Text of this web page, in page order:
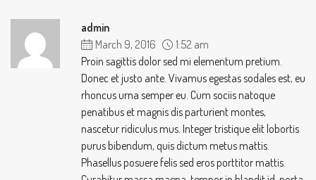
admin
March 9, 2016
1:52 am
Proin sagittis dolor sed mi elementum pretium.
Donec et justo ante. Vivamus egestas sodales est, eu
rhoncus urna semper eu. Cum sociis natoque
penatibus et magnis dis parturient montes,
nascetur ridiculus mus. Integer tristique elit lobortis
purus bibendum, quis dictum metus mattis.
Phasellus posuere felis sed eros porttitor mattis.